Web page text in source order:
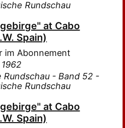
Rundschau
at Cabo
Spain)
im Abonnement
Rundschau - Band 52 -
Rundschau
at Cabo
Spain)